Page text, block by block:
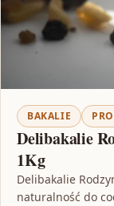
BAKALIE
Delibakalie
1Kg
Delibakalie
naturalność do